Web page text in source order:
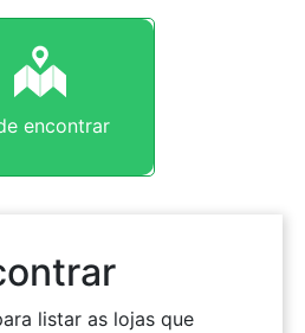
encontrar
listar as lojas que